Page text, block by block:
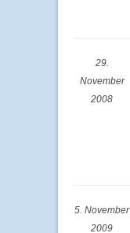
29.
November
2008
5. November
2009